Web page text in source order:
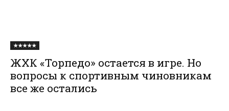
★★★★★
ЖХК «Торпедо» остается в игре. Но
вопросы к спортивным чиновникам
все же остались